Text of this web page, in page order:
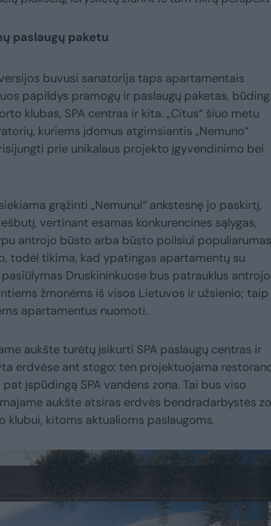
paslaugų paketu
buvusi sanatorija taps apartamentais
papildys pramogų ir paslaugų paketas,
klubas, SPA centras ir kita. „Citus“ šiuo metu
kuriems įdomus atgimsiantis „Nemuno“
prie unikalaus projekto įgyvendinimo bei
grąžinti „Nemunui“ ankstesnę jo paskirtį,
vertinant esamas konkurencines sąlygas,
antrojo būsto arba būsto poilsiui populiarumas
todėl tikima, kad ypatingas apartamentų su
Druskininkuose bus patrauklus antrojo
žmonėms iš visos Lietuvos ir užsienio;
apartamentus nuomoti.
aukšte turėtų įsikurti SPA paslaugų centras ir
erdvėse ant stogo: ten projektuojama
įspūdingą SPA vandens zona. Tai bus viso
aukšte atsiras erdvės bendradarbystės
klubui, kitoms aktualioms paslaugoms.